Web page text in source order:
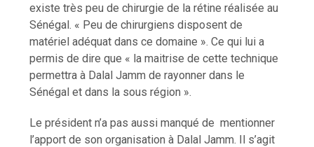
existe très peu de chirurgie de la rétine réalisée au
Sénégal. « Peu de chirurgiens disposent de
matériel adéquat dans ce domaine ». Ce qui lui a
permis de dire que « la maitrise de cette technique
permettra à Dalal Jamm de rayonner dans le
Sénégal et dans la sous région ».
Le président n’a pas aussi manqué de mentionner
l’apport de son organisation à Dalal Jamm. Il s’agit